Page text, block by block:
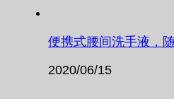
便携式腰间洗手液，
2020/06/15